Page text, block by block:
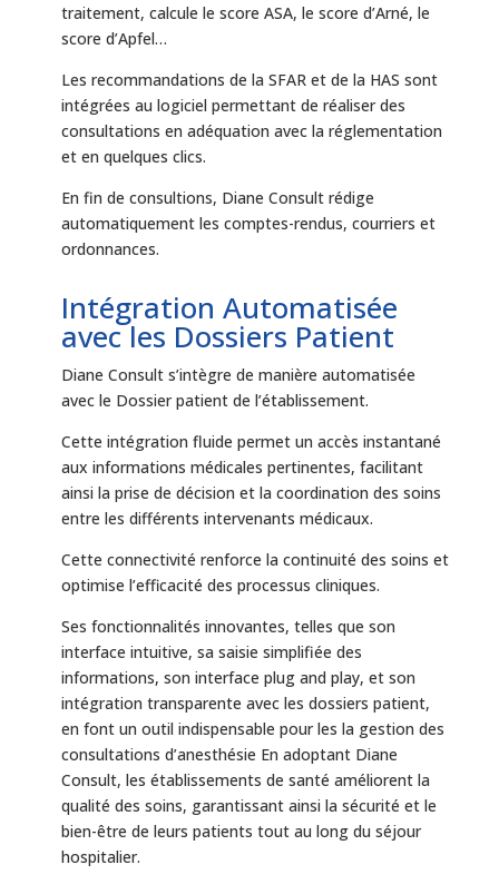
traitement, calcule le score ASA, le score d’Arné, le
score d’Apfel…
Les recommandations de la SFAR et de la HAS sont
intégrées au logiciel permettant de réaliser des
consultations en adéquation avec la réglementation
et en quelques clics.
En fin de consultions, Diane Consult rédige
automatiquement les comptes-rendus, courriers et
ordonnances.
Intégration Automatisée
avec les Dossiers Patient
Diane Consult s’intègre de manière automatisée
avec le Dossier patient de l’établissement.
Cette intégration fluide permet un accès instantané
aux informations médicales pertinentes, facilitant
ainsi la prise de décision et la coordination des soins
entre les différents intervenants médicaux.
Cette connectivité renforce la continuité des soins et
optimise l’efficacité des processus cliniques.
Ses fonctionnalités innovantes, telles que son
interface intuitive, sa saisie simplifiée des
informations, son interface plug and play, et son
intégration transparente avec les dossiers patient,
en font un outil indispensable pour les la gestion des
consultations d’anesthésie En adoptant Diane
Consult, les établissements de santé améliorent la
qualité des soins, garantissant ainsi la sécurité et le
bien-être de leurs patients tout au long du séjour
hospitalier.